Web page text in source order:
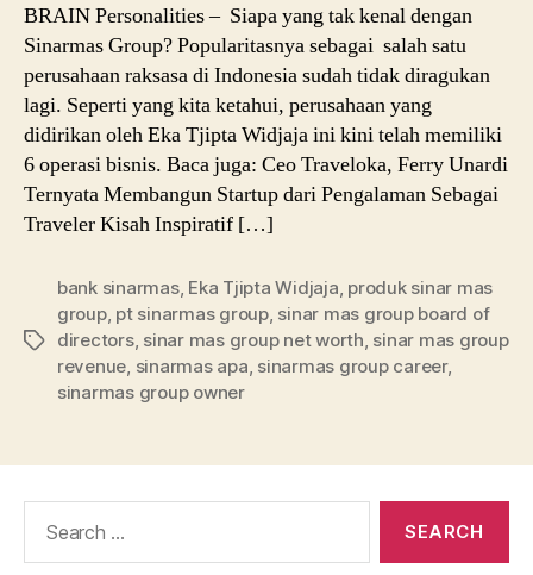
Bangun
Kelola
Bisnis
BRAIN Personalities – Siapa yang tak kenal dengan
Sinarmas Group? Popularitasnya sebagai salah satu
perusahaan raksasa di Indonesia sudah tidak diragukan
lagi. Seperti yang kita ketahui, perusahaan yang
didirikan oleh Eka Tjipta Widjaja ini kini telah memiliki
6 operasi bisnis. Baca juga: Ceo Traveloka, Ferry Unardi
Ternyata Membangun Startup dari Pengalaman Sebagai
Traveler Kisah Inspiratif […]
Tags
bank sinarmas, Eka Tjipta Widjaja produk sinar mas
group, pt sinarmas group, sinar mas group board of
directors, sinar mas group net worth sinar mas group
revenue sinarmas apa sinarmas group career,
sinarmas group owner